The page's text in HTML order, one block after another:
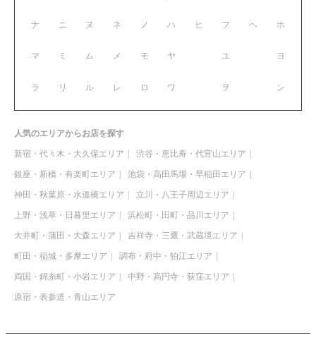
ナ ニ ヌ ネ ノ
マ ミ ム メ モ
ラ リ ル レ ロ
ハ ヒ フ ヘ ホ
ヤ ユ ヨ
ワ ヲ ン
人気のエリアからお店を探す
新宿・代々木・大久保エリア 渋谷・恵比寿・代官山エリア
銀座・新橋・有楽町エリア 池袋・高田馬場・早稲田エリア
神田・秋葉原・水道橋エリア 立川・八王子周辺エリア
上野・浅草・日暮里エリア 浜松町・田町・品川エリア
大井町・蒲田・大森エリア 吉祥寺・三鷹・武蔵境エリア
町田・稲城・多摩エリア 調布・府中・狛江エリア
両国・錦糸町・小岩エリア 中野・高円寺・荻窪エリア
原宿・表参道・青山エリア